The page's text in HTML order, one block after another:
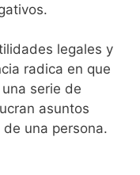
legales y
radica en que
serie de
asuntos
una persona.